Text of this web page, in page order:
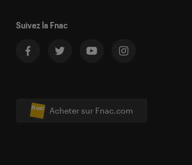
Suivez la Fnac
Acheter sur Fnac.com